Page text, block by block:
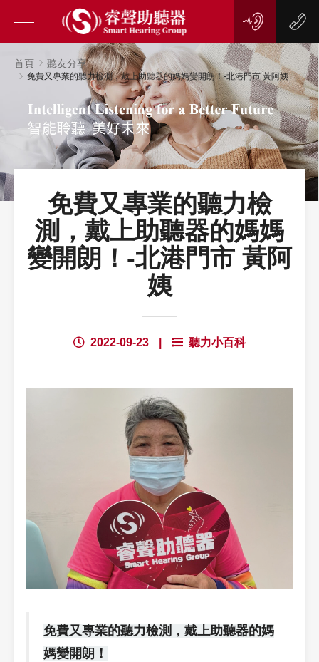
首頁 聽友分享
免費又專業的聽力檢測，戴上助聽器的媽媽變開朗！-北港門市 黃阿姨
免費又專業的聽力檢
測，戴上助聽器的媽媽
變開朗！-北港門市 黃阿
姨
2022-09-23 聽力小百科
免費又專業的聽力檢測，戴上助聽器的媽
媽變開朗！